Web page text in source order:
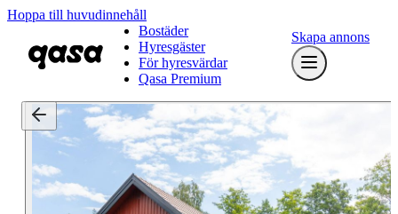
Hoppa till huvudinnehåll
Bostäder
Hyresgäster
För hyresvärdar
Qasa Premium
Skapa annons